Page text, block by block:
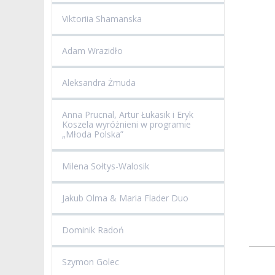
Viktoriia Shamanska
Adam Wrazidło
Aleksandra Żmuda
Anna Prucnal, Artur Łukasik i Eryk
Koszela wyróżnieni w programie
„Młoda Polska”
Milena Sołtys-Walosik
Jakub Olma & Maria Flader Duo
Dominik Radoń
Szymon Golec